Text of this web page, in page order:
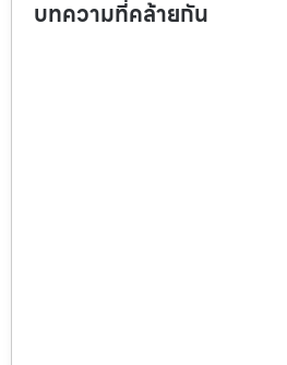
บทความที่คล้ายกัน